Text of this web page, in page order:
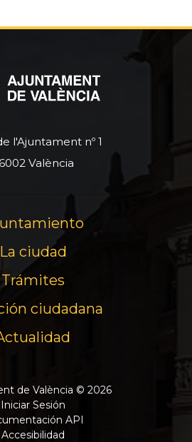
l'Ajuntament nº 1
València
La ciudad
Trámites
ciudadana
de València © 2026
Iniciar Sesión
API
Accesibilidad